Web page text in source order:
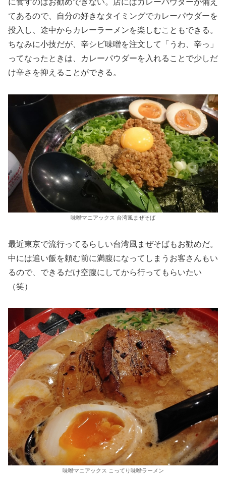
に食すのはお勧めできない。店にはカレーパウダーが備え
てあるので、自分の好きなタイミングでカレーパウダーを
投入し、途中からカレーラーメンを楽しむこともできる。
ちなみに小技だが、辛シビ味噌を注文して「うわ、辛っ」
ってなったときは、カレーパウダーを入れることで少しだ
け辛さを抑えることができる。
味噌マニアックス 台湾風まぜそば
最近東京で流行ってるらしい台湾風まぜそばもお勧めだ。
中には追い飯を頼む前に満腹になってしまうお客さんもい
るので、できるだけ空腹にしてから行ってもらいたい
（笑）
味噌マニアックス こってり味噌ラーメン